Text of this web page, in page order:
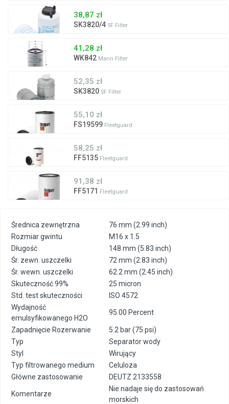
38,87 zł
SK3820/4 SF Filter
41,28 zł
WK842 Mann Filter
52,35 zł
SK3820 SF Filter
55,10 zł
FS19599 Fleetguard
58,25 zł
FF5135 Fleetguard
91,38 zł
FF5171 Fleetguard
Średnica zewnętrzna
76 mm (2.99 inch)
Rozmiar gwintu
M16 x 1.5
Długość
148 mm (5.83 inch)
Śr. zewn. uszczelki
72 mm (2.83 inch)
Śr. wewn. uszczelki
62.2 mm (2.45 inch)
Skuteczność 99%
25 micron
Std. test skuteczności
ISO 4572
Wydajność
emulsyfikowanego H2O
95.00 Percent
Zapadnięcie Rozerwanie
5.2 bar (75 psi)
Typ
Separator wody
Styl
Wirujący
Typ filtrowanego medium
Celuloza
Główne zastosowanie
DEUTZ 2133558
Komentarze
Nie nadaje się do zastosowań
morskich